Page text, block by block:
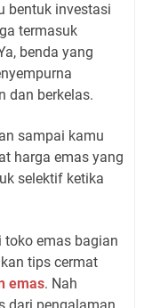
bentuk investasi
termasuk
benda yang
dan berkelas.
sampai kamu
harga emas yang
selektif ketika
toko emas bagian
tips cermat
emas. Nah